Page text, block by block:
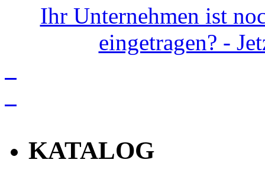
Ihr Unternehmen ist
eingetragen? -
KATALOG